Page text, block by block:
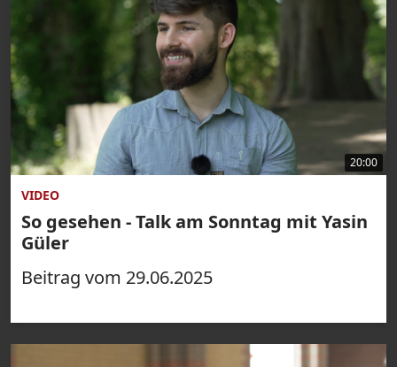
20:00
VIDEO
So gesehen - Talk am Sonntag mit Yasin
Güler
Beitrag vom 29.06.2025